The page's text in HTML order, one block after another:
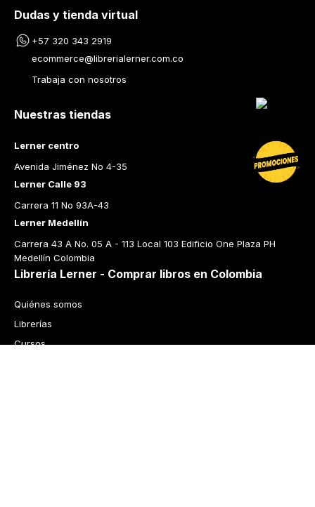
Dudas y tienda virtual
+57 320 343 2919
ecommerce@librerialerner.com.co
Trabaja con nosotros
Nuestras tiendas
Lerner centro
Avenida Jiménez No 4-35
Lerner Calle 93
Carrera 11 No 93A-43
Lerner Medellín
Carrera 43 A No. 05 A - 113 Local 103 Edificio One Plaza PH
Medellín Colombia
Librería Lerner - Comprar libros en Colombia
Quiénes somos
Librerías
Cursos